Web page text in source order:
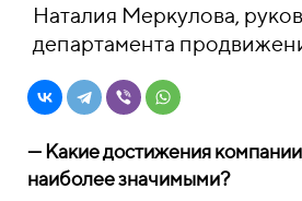
Наталия Меркулова,
департамента
— Какие достижения
наиболее значимыми?